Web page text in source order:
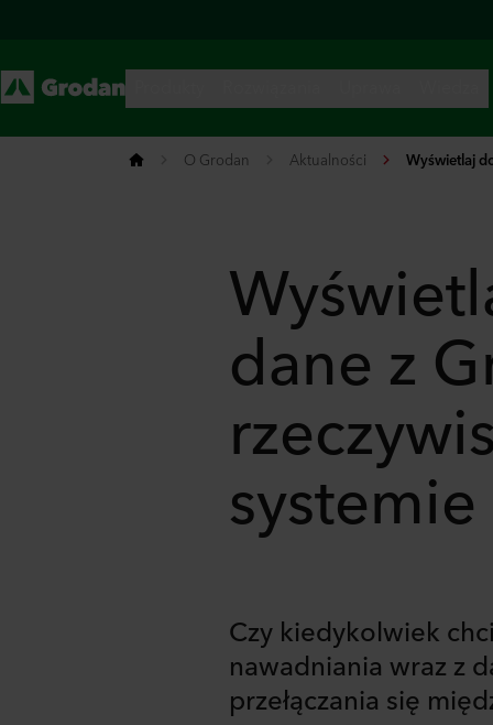
O Grodan Aktualności Wyświetlaj
dane z
Czy kiedykolwiek
nawadniania wraz z
przełączania się